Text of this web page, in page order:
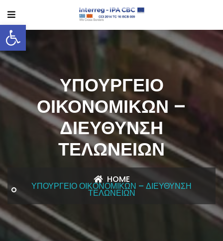
Ανοίξτε τη γραμμή εργαλείων
ΥΠΟΥΡΓΕΊΟ
ΟΙΚΟΝΟΜΙΚΏΝ –
ΔΙΕΎΘΥΝΣΗ
ΤΕΛΩΝΕΊΩΝ
HOME
ΥΠΟΥΡΓΕΊΟ ΟΙΚΟΝΟΜΙΚΏΝ – ΔΙΕΎΘΥΝΣΗ
ΤΕΛΩΝΕΊΩΝ